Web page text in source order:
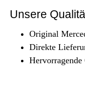
Unsere
Original
Direkte